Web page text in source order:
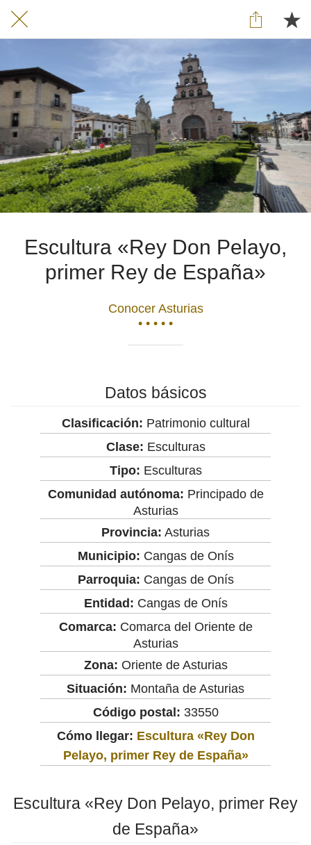
Escultura «Rey Don Pelayo,
primer Rey de España»
Conocer Asturias
• • • • •
Datos básicos
Clasificación: Patrimonio cultural
Clase: Esculturas
Tipo: Esculturas
Comunidad autónoma: Principado de
Asturias
Provincia: Asturias
Municipio: Cangas de Onís
Parroquia: Cangas de Onís
Entidad: Cangas de Onís
Comarca: Comarca del Oriente de
Asturias
Zona: Oriente de Asturias
Situación: Montaña de Asturias
Código postal: 33550
Cómo llegar: Escultura «Rey Don
Pelayo, primer Rey de España»
Escultura «Rey Don Pelayo, primer Rey
de España»